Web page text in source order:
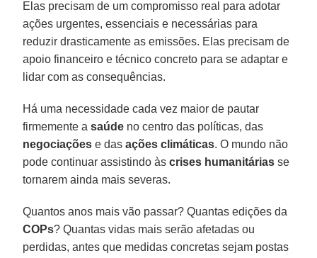
Elas precisam de um compromisso real para adotar
ações urgentes, essenciais e necessárias para
reduzir drasticamente as emissões. Elas precisam de
apoio financeiro e técnico concreto para se adaptar e
lidar com as consequências.
Há uma necessidade cada vez maior de pautar
firmemente asaúde no centro das políticas, das
negociações e dasações climáticas. O mundo não
pode continuar assistindo àscrises humanitárias se
tornarem ainda mais severas.
Quantos anos mais vão passar? Quantas edições da
COPs? Quantas vidas mais serão afetadas ou
perdidas, antes que medidas concretas sejam postas